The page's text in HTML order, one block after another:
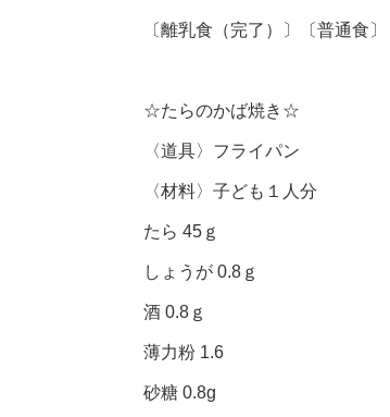
〔離乳食（完了）〕〔普通食〕
☆たらのかば焼き☆
〈道具〉フライパン
〈材料〉子ども１人分
たら 45ｇ
しょうが 0.8ｇ
酒 0.8ｇ
薄力粉 1.6
砂糖 0.8g